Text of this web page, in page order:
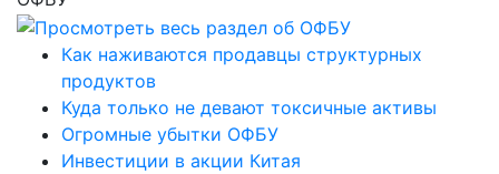
Как наживаются продавцы структурных
продуктов
Куда только не девают токсичные активы
Огромные убытки ОФБУ
Инвестиции в акции Китая